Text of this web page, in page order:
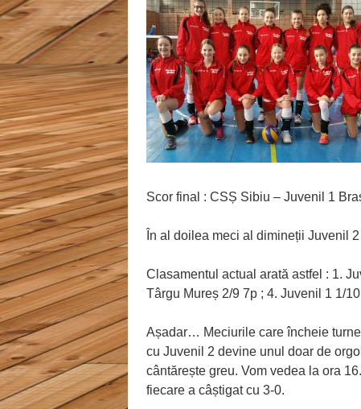
Scor final : CSȘ Sibiu – Juvenil 1
În al doilea meci al dimineții Juvenil
Clasamentul actual arată astfel : 1.
Târgu Mureș 2/9 7p ; 4. Juvenil 1 1/
Așadar… Meciurile care încheie
cu Juvenil 2 devine unul doar de
cântărește greu. Vom vedea la ora
fiecare a câștigat cu 3-0.